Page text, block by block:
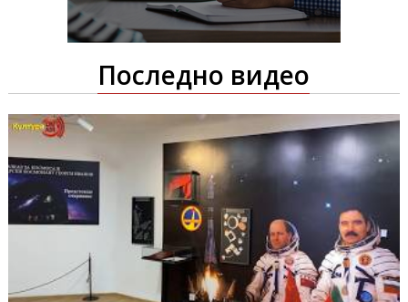
Последно видео